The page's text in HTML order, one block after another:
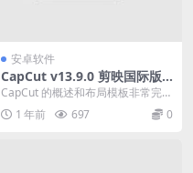
安卓软件
CapCut v13.9.0 剪映国际版
解锁专业版
CapCut 的概述和布局模板非常完美
和详细，足以让用户与每个功能进
行交互或访问...
1 年前 697 0